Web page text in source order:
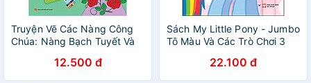
Truyện Vẽ Các Nàng Công
Chúa: Nàng Bạch Tuyết Và
12.500 đ
Sách My Little Pony - Jumbo
Tô Màu Và Các Trò Chơi 3
22.100 đ